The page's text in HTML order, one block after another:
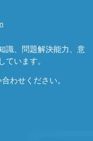
識、問題解決能力、意
ています。
わせください。